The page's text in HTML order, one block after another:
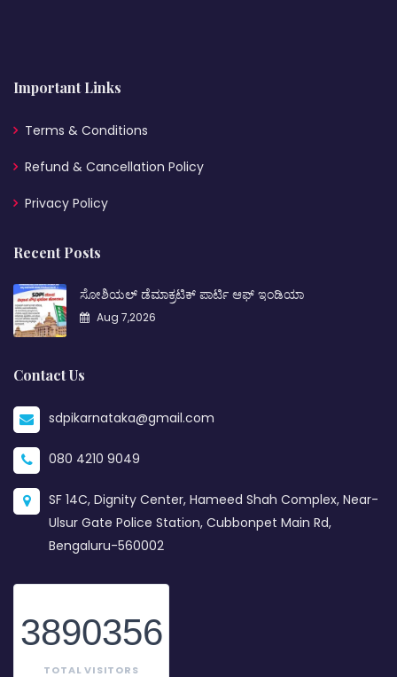
Important Links
Terms & Conditions
Refund & Cancellation Policy
Privacy Policy
Recent Posts
ಸೋಶಿಯಲ್ ಡೆಮಾಕ್ರಟಿಕ್ ಪಾರ್ಟಿ ಆಫ್ ಇಂಡಿಯಾ
Aug 7,2026
Contact Us
sdpikarnataka@gmail.com
080 4210 9049
SF 14C, Dignity Center, Hameed Shah Complex, Near-
Ulsur Gate Police Station, Cubbonpet Main Rd,
Bengaluru-560002
3890356
TOTAL VISITORS